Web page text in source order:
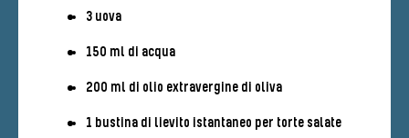
3 uova
150 ml di acqua
200 ml di olio extravergine di oliva
1 bustina di lievito istantaneo per torte salate